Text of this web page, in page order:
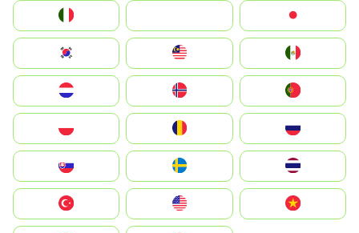
South Korea
United States